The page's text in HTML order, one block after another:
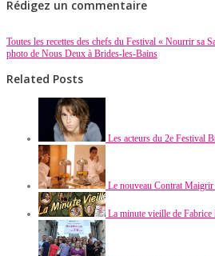
Rédigez un commentaire
Toutes les recettes des chefs du Festival « Nourrir sa
photo de Nous Deux à Brides-les-Bains
Related Posts
Les acteurs du 2e Festival
Le nouveau Contrat
La minute vieille de